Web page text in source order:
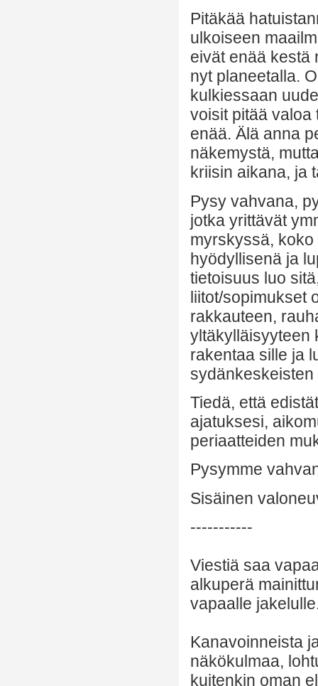
Pitäkää
ulkoiseen
eivät enää kestä
nyt planeetalla.
kulkiessaan
voisit pitää valoa
enää. Älä anna
näkemystä,
kriisin aikana, ja
Pysy vahvana,
jotka yrittävät
myrskyssä,
hyödyllisenä ja
tietoisuus luo
liitot/sopimukset
rakkauteen,
yltäkylläisyyteen
rakentaa sille ja
Tiedä, että
ajatuksesi,
periaatteiden
Pysymme
Sisäinen
-----------
Viestiä saa
alkuperä
vapaalle
Kanavoinneista
näkökulmaa,
kuitenkin oman